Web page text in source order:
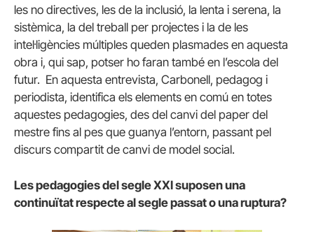
les no directives, les de la inclusió, la lenta i serena, la
sistèmica, la del treball per projectes i la de les
intel·ligències múltiples queden plasmades en aquesta
obra i, qui sap, potser ho faran també en l’escola del
futur. En aquesta entrevista, Carbonell, pedagog i
periodista, identifica els elements en comú en totes
aquestes pedagogies, des del canvi del paper del
mestre fins al pes que guanya l’entorn, passant pel
discurs compartit de canvi de model social.
Les pedagogies del segle XXI suposen una
continuïtat respecte al segle passat o una ruptura?